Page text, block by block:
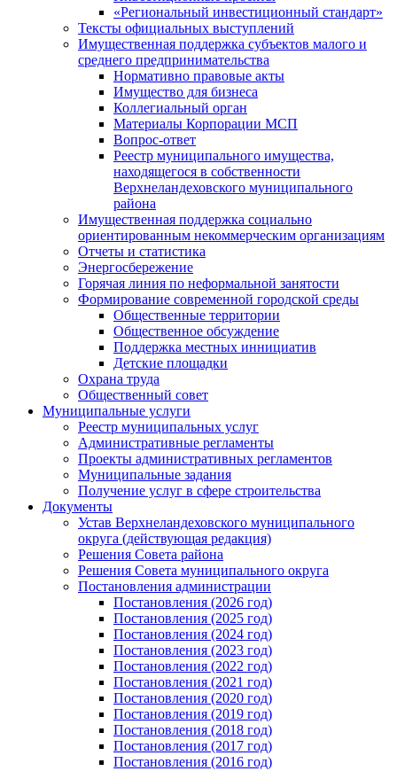
«Региональный инвестиционный стандарт»
Тексты официальных выступлений
Имущественная поддержка субъектов малого и
среднего предпринимательства
Нормативно правовые акты
Имущество для бизнеса
Коллегиальный орган
Материалы Корпорации МСП
Вопрос-ответ
Реестр муниципального имущества,
находящегося в собственности
Верхнеландеховского муниципального
района
Имущественная поддержка социально
ориентированным некоммерческим организациям
Отчеты и статистика
Энергосбережение
Горячая линия по неформальной занятости
Формирование современной городской среды
Общественные территории
Общественное обсуждение
Поддержка местных иннициатив
Детские площадки
Охрана труда
Общественный совет
Муниципальные услуги
Реестр муниципальных услуг
Административные регламенты
Проекты административных регламентов
Муниципальные задания
Получение услуг в сфере строительства
Документы
Устав Верхнеландеховского муниципального
округа (действующая редакция)
Решения Совета района
Решения Совета муниципального округа
Постановления администрации
Постановления (2026 год)
Постановления (2025 год)
Постановления (2024 год)
Постановления (2023 год)
Постановления (2022 год)
Постановления (2021 год)
Постановления (2020 год)
Постановления (2019 год)
Постановления (2018 год)
Постановления (2017 год)
Постановления (2016 год)